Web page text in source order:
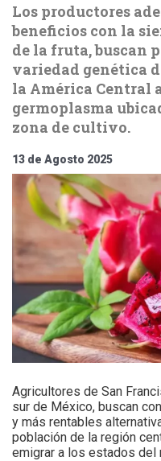
Los productores
beneficios con la
de la fruta, buscan
variedad genética
la América Central
germoplasma
zona de cultivo.
13 de Agosto 2025
Agricultores de San
sur de México, buscan
y más rentables
población de la región
emigrar a los estados del